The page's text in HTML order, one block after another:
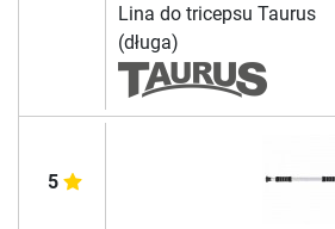
Lina do tricepsu Taurus
(długa)
5